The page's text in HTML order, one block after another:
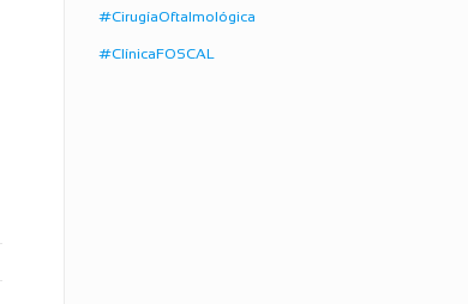
#CirugíaOftalmológica
#ClínicaFOSCAL